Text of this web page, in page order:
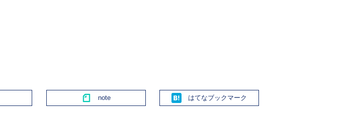
Hatena